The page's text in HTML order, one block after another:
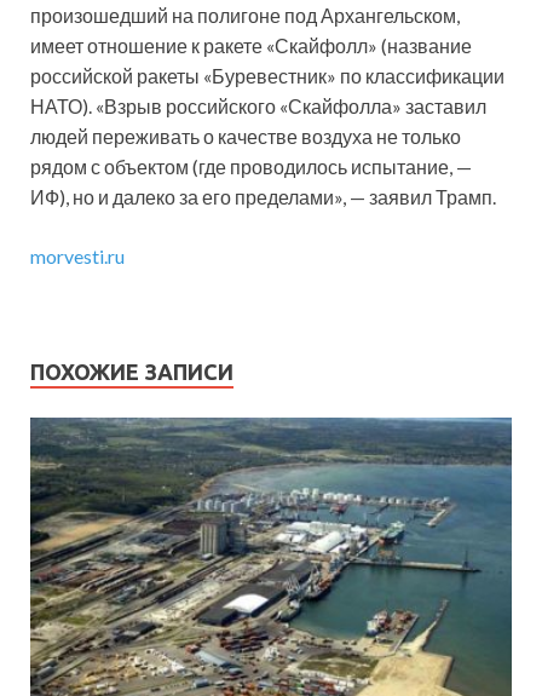
произошедший на полигоне под Архангельском,
имеет отношение к ракете «Скайфолл» (название
российской ракеты «Буревестник» по классификации
НАТО). «Взрыв российского «Скайфолла» заставил
людей переживать о качестве воздуха не только
рядом с объектом (где проводилось испытание, —
ИФ), но и далеко за его пределами», — заявил Трамп.
morvesti.ru
ПОХОЖИЕ ЗАПИСИ